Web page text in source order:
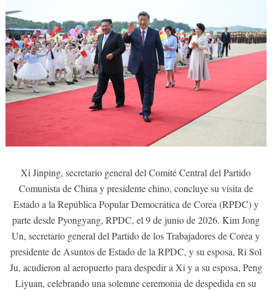
Xi Jinping, secretario general del Comité Central del Partido
Comunista de China y presidente chino, concluye su visita de
Estado a la República Popular Democrática de Corea (RPDC) y
parte desde Pyongyang, RPDC, el 9 de junio de 2026. Kim Jong
Un, secretario general del Partido de los Trabajadores de Corea y
presidente de Asuntos de Estado de la RPDC, y su esposa, Ri Sol
Ju, acudieron al aeropuerto para despedir a Xi y a su esposa, Peng
Liyuan, celebrando una solemne ceremonia de despedida en su